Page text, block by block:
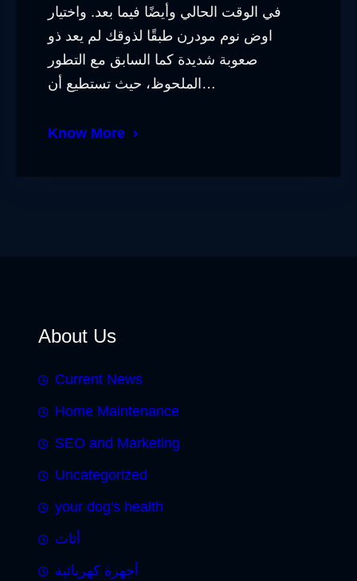
في الوقت الحالي وأيضًا فيما بعد. واختيار
اوض نوم مودرن طبقًا لذوقك لم يعد ذو
صعوبة شديدة كما السابق مع التطور
الملحوظ، حيث تستطيع أن…
Know More
About Us
Current News
Home Maintenance
SEO and Marketing
Uncategorized
your dog's health
أثاث
أجهزة كهربائية